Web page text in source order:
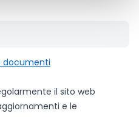
documenti
il sito web
e le